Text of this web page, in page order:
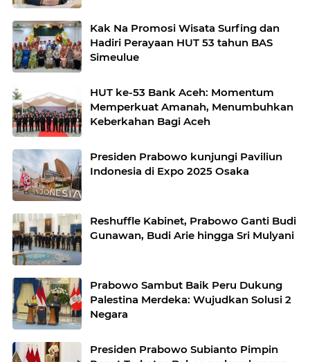
Kak Na Promosi Wisata Surfing dan
Hadiri Perayaan HUT 53 tahun BAS
Simeulue
HUT ke-53 Bank Aceh: Momentum
Memperkuat Amanah, Menumbuhkan
Keberkahan Bagi Aceh
Presiden Prabowo kunjungi Paviliun
Indonesia di Expo 2025 Osaka
Reshuffle Kabinet, Prabowo Ganti Budi
Gunawan, Budi Arie hingga Sri Mulyani
Prabowo Sambut Baik Peru Dukung
Palestina Merdeka: Wujudkan Solusi 2
Negara
Presiden Prabowo Subianto Pimpin